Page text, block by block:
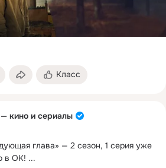
Класс
кино и сериалы
глава» — 2 сезон, 1 серия уже
в ОК! ...